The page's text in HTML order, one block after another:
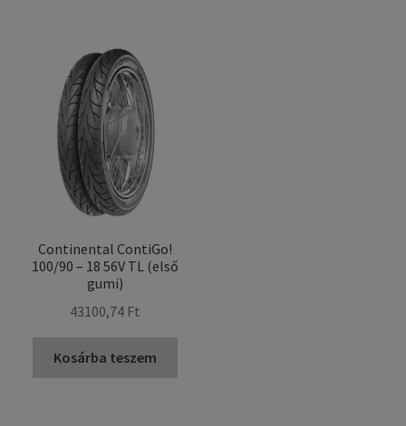
Continental ContiGo!
100/90 – 18 56V TL (első
gumi)
43100,74 Ft
Kosárba teszem